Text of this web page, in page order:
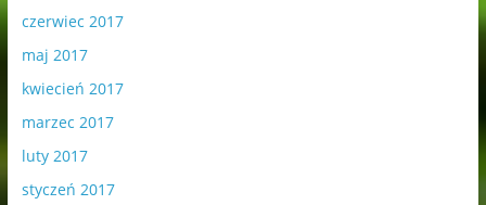
czerwiec 2017
maj 2017
kwiecień 2017
marzec 2017
luty 2017
styczeń 2017